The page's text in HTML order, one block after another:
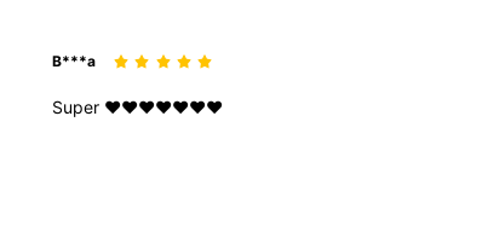
B***a
Super ❤️❤️❤️❤️❤️❤️❤️